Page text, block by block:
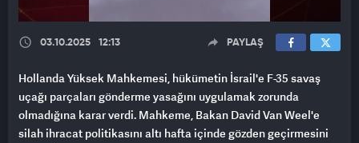
03.10.2025 12:13 PAYLAŞ
Hollanda Yüksek Mahkemesi, hükümetin İsrail'e F-35 savaş
uçağı parçaları gönderme yasağını uygulamak zorunda
olmadığına karar verdi. Mahkeme, Bakan David Van Weel'e
silah ihracat politikasını altı hafta içinde gözden geçirmesini